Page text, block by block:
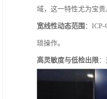
域，这一特性尤为宝贵
宽线性动态范围 ：
琐操作。
高灵敏度与低检出限